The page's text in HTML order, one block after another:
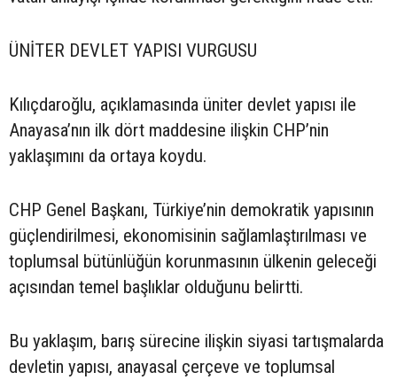
ÜNİTER DEVLET YAPISI VURGUSU
Kılıçdaroğlu, açıklamasında üniter devlet yapısı ile
Anayasa’nın ilk dört maddesine ilişkin CHP’nin
yaklaşımını da ortaya koydu.
CHP Genel Başkanı, Türkiye’nin demokratik yapısının
güçlendirilmesi, ekonomisinin sağlamlaştırılması ve
toplumsal bütünlüğün korunmasının ülkenin geleceği
açısından temel başlıklar olduğunu belirtti.
Bu yaklaşım, barış sürecine ilişkin siyasi tartışmalarda
devletin yapısı, anayasal çerçeve ve toplumsal